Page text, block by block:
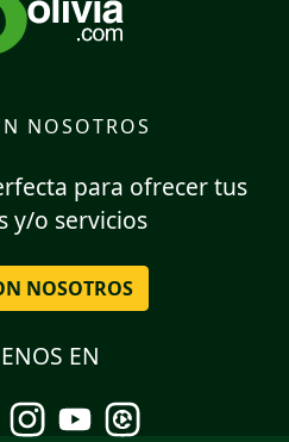
NOSOTROS
para ofrecer tus
y/o servicios
NOSOTROS
EN